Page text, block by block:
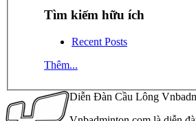
Tìm kiếm hữu ích
Recent Posts
Thêm...
Diễn Đàn Cầu Lông